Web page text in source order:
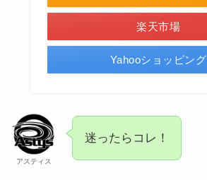
楽天市場
Yahooショッピング
アスティス
迷ったらコレ！